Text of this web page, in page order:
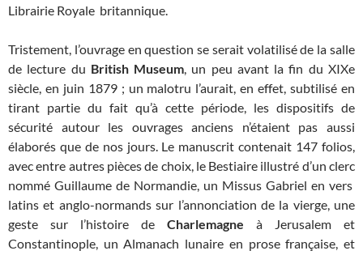
Librairie Royale britannique.
Tristement, l’ouvrage en question se serait volatilisé de la salle
de lecture du British Museum, un peu avant la fin du XIXe
siècle, en juin 1879 ; un malotru l’aurait, en effet, subtilisé en
tirant partie du fait qu’à cette période, les dispositifs de
sécurité autour les ouvrages anciens n’étaient pas aussi
élaborés que de nos jours. Le manuscrit contenait 147 folios,
avec entre autres pièces de choix, le Bestiaire illustré d’un clerc
nommé Guillaume de Normandie, un Missus Gabriel en vers
latins et anglo-normands sur l’annonciation de la vierge, une
geste sur l’histoire de Charlemagne à Jerusalem et
Constantinople, un Almanach lunaire en prose française, et